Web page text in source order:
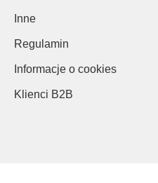
Inne
Regulamin
Informacje o cookies
Klienci B2B